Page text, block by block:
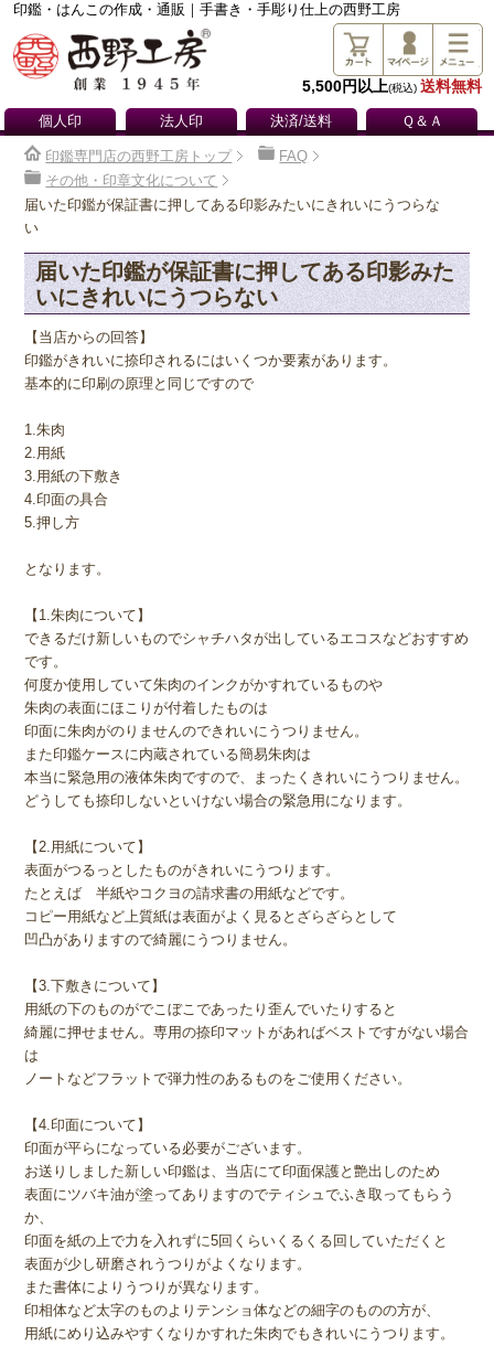
印鑑・はんこの作成・通販｜手書き・手彫り仕上の西野工房
5,500円以上(税込) 送料無料
個人印 法人印 決済/送料 Ｑ＆Ａ
印鑑専門店の西野工房トップ
FAQ
その他・印章文化について
届いた印鑑が保証書に押してある印影みたいにきれいにうつらな
い
届いた印鑑が保証書に押してある印影みた
いにきれいにうつらない
【当店からの回答】
印鑑がきれいに捺印されるにはいくつか要素があります。
基本的に印刷の原理と同じですので
1.朱肉
2.用紙
3.用紙の下敷き
4.印面の具合
5.押し方
となります。
【1.朱肉について】
できるだけ新しいものでシャチハタが出しているエコスなどおすすめ
です。
何度か使用していて朱肉のインクがかすれているものや
朱肉の表面にほこりが付着したものは
印面に朱肉がのりませんのできれいにうつりません。
また印鑑ケースに内蔵されている簡易朱肉は
本当に緊急用の液体朱肉ですので、まったくきれいにうつりません。
どうしても捺印しないといけない場合の緊急用になります。
【2.用紙について】
表面がつるっとしたものがきれいにうつります。
たとえば 半紙やコクヨの請求書の用紙などです。
コピー用紙など上質紙は表面がよく見るとざらざらとして
凹凸がありますので綺麗にうつりません。
【3.下敷きについて】
用紙の下のものがでこぼこであったり歪んでいたりすると
綺麗に押せません。専用の捺印マットがあればベストですがない場合
は
ノートなどフラットで弾力性のあるものをご使用ください。
【4.印面について】
印面が平らになっている必要がございます。
お送りしました新しい印鑑は、当店にて印面保護と艶出しのため
表面にツバキ油が塗ってありますのでティシュでふき取ってもらう
か、
印面を紙の上で力を入れずに5回くらいくるくる回していただくと
表面が少し研磨されうつりがよくなります。
また書体によりうつりが異なります。
印相体など太字のものよりテンショ体などの細字のものの方が、
用紙にめり込みやすくなりかすれた朱肉でもきれいにうつります。